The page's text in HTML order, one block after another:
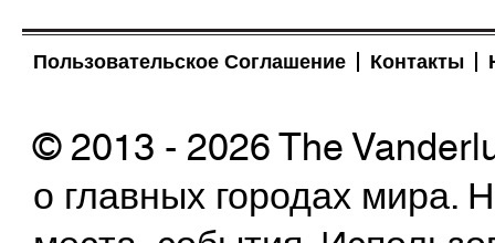
Пользовательское Соглашение Контакты
© 2013 - 2026 The
о главных городах